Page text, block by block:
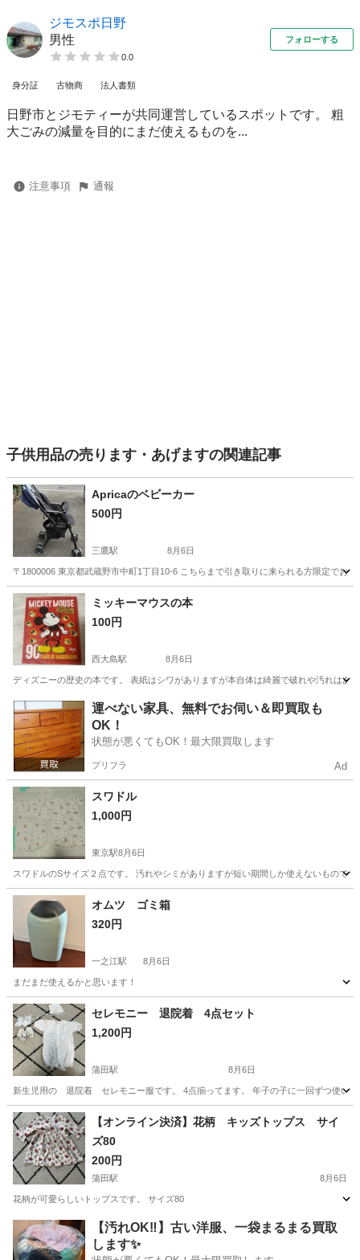
ジモスポ日野
男性
0.0
フォローする
身分証 古物商 法人書類
日野市とジモティーが共同運営しているスポットです。 粗
⼤ごみの減量を⽬的にまだ使えるものを...
注意事項 通報
子供用品の売ります・あげますの関連記事
Apricaのベビーカー
500円
三鷹駅 8月6日
〒1800006 東京都武蔵野市中町1丁目10-6 こちらまで引き取りに来られる方限定でお
東京 武蔵野市 三鷹駅 ベビー用品
ミッキーマウスの本
100円
西大島駅 8月6日
ディズニーの歴史の本です。 表紙はシワがありますが本自体は綺麗で破れや汚れは
東京 江東区 西大島駅 その他 ミッキーマウス
運べない家具、無料でお伺い＆即買取も
OK！
状態が悪くてもOK！最大限買取します
プリフラ Ad
スワドル
1,000円
東京駅8月6日
スワドルのSサイズ２点です。 汚れやシミがありますが短い期間しか使えないもので
東京 江戸川区 ベビー用品
オムツ ゴミ箱
320円
一之江駅 8月6日
まだまだ使えるかと思います！
東京 江戸川区 ベビー用品 オムツ
セレモニー 退院着 4点セット
1,200円
蒲田駅 8月6日
新生児用の 退院着 セレモニー服です。 4点揃ってます。 年子の子に一回ずつ使いま
東京 大田区 蒲田駅 ベビー用品
【オンライン決済】花柄 キッズトップス サイ
ズ80
200円
蒲田駅 8月6日
花柄が可愛らしいトップスです。 サイズ80
東京 大田区 蒲田駅 ベビー用品 花柄
【汚れOK‼️】古い洋服、一袋まるまる買取
します✨